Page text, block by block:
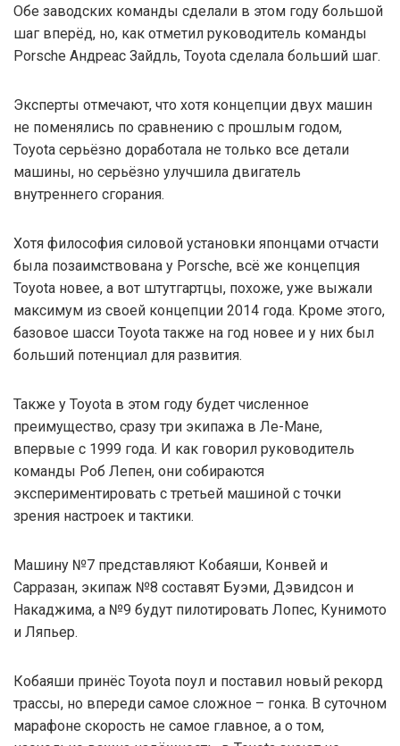
Обе заводских команды сделали в этом году большой
шаг вперёд, но, как отметил руководитель команды
Porsche Андреас Зайдль, Toyota сделала больший шаг.
Эксперты отмечают, что хотя концепции двух машин
не поменялись по сравнению с прошлым годом,
Toyota серьёзно доработала не только все детали
машины, но серьёзно улучшила двигатель
внутреннего сгорания.
Хотя философия силовой установки японцами отчасти
была позаимствована у Porsche, всё же концепция
Toyota новее, а вот штутгартцы, похоже, уже выжали
максимум из своей концепции 2014 года. Кроме этого,
базовое шасси Toyota также на год новее и у них был
больший потенциал для развития.
Также у Toyota в этом году будет численное
преимущество, сразу три экипажа в Ле-Мане,
впервые с 1999 года. И как говорил руководитель
команды Роб Лепен, они собираются
экспериментировать с третьей машиной с точки
зрения настроек и тактики.
Машину №7 представляют Кобаяши, Конвей и
Сарразан, экипаж №8 составят Буэми, Дэвидсон и
Накаджима, а №9 будут пилотировать Лопес, Кунимото
и Ляпьер.
Кобаяши принёс Toyota поул и поставил новый рекорд
трассы, но впереди самое сложное – гонка. В суточном
марафоне скорость не самое главное, а о том,